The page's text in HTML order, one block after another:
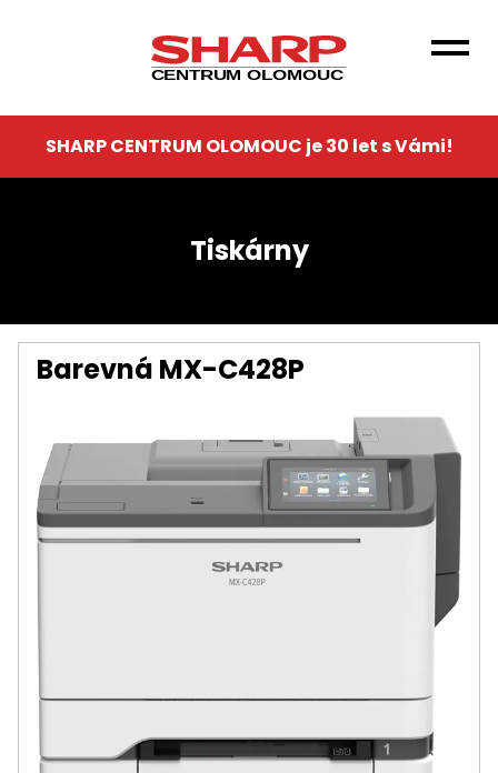
CENTRUM OLOMOUC
SHARP CENTRUM OLOMOUC je 30 let s Vámi!
Tiskárny
Barevná MX-C428P